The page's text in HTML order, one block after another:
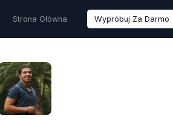
Strona Główna Wypróbuj Za Darmo